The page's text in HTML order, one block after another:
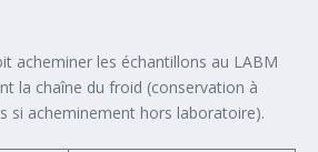
acheminer les échantillons au LABM
la chaîne du froid (conservation à
si acheminement hors laboratoire).